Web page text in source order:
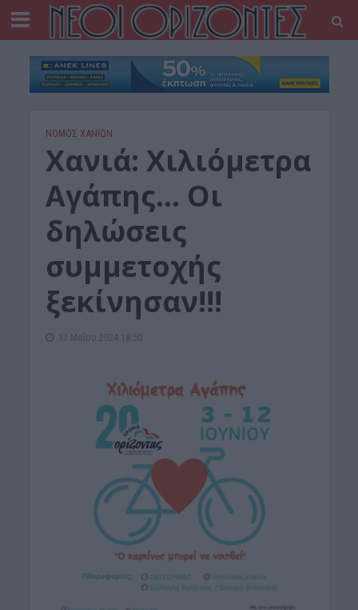
ΝΟΜΌΣ ΧΑΝΊΩΝ
Χανιά: Χιλιόμετρα
Αγάπης… Οι
δηλώσεις
συμμετοχής
ξεκίνησαν!!!
13 Μαΐου 2024 18:50